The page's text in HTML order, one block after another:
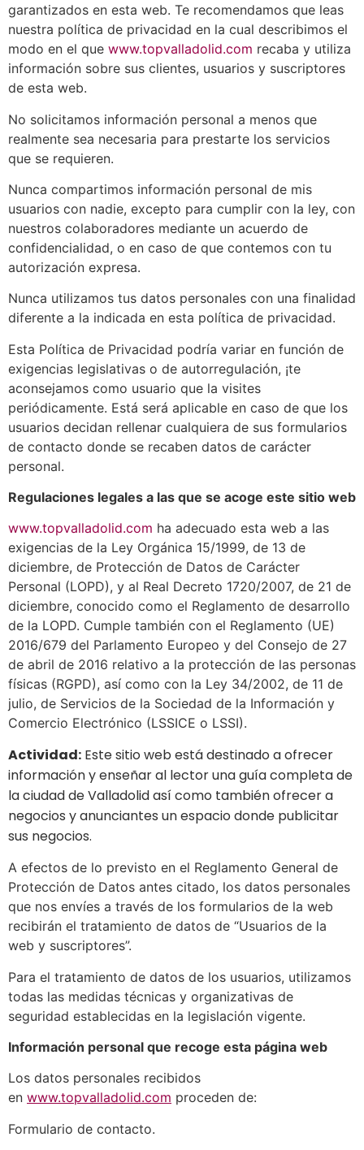
garantizados en esta web. Te recomendamos que leas
nuestra política de privacidad en la cual describimos el
modo en el que www.topvalladolid.com recaba y utiliza
información sobre sus clientes, usuarios y suscriptores
de esta web.
No solicitamos información personal a menos que
realmente sea necesaria para prestarte los servicios
que se requieren.
Nunca compartimos información personal de mis
usuarios con nadie, excepto para cumplir con la ley, con
nuestros colaboradores mediante un acuerdo de
confidencialidad, o en caso de que contemos con tu
autorización expresa.
Nunca utilizamos tus datos personales con una finalidad
diferente a la indicada en esta política de privacidad.
Esta Política de Privacidad podría variar en función de
exigencias legislativas o de autorregulación, ¡te
aconsejamos como usuario que la visites
periódicamente. Está será aplicable en caso de que los
usuarios decidan rellenar cualquiera de sus formularios
de contacto donde se recaben datos de carácter
personal.
Regulaciones legales a las que se acoge este sitio web
www.topvalladolid.com ha adecuado esta web a las
exigencias de la Ley Orgánica 15/1999, de 13 de
diciembre, de Protección de Datos de Carácter
Personal (LOPD), y al Real Decreto 1720/2007, de 21 de
diciembre, conocido como el Reglamento de desarrollo
de la LOPD. Cumple también con el Reglamento (UE)
2016/679 del Parlamento Europeo y del Consejo de 27
de abril de 2016 relativo a la protección de las personas
físicas (RGPD), así como con la Ley 34/2002, de 11 de
julio, de Servicios de la Sociedad de la Información y
Comercio Electrónico (LSSICE o LSSI).
Actividad: Este sitio web está destinado a ofrecer
información y enseñar al lector una guía completa de
la ciudad de Valladolid así como también ofrecer a
negocios y anunciantes un espacio donde publicitar
sus negocios.
A efectos de lo previsto en el Reglamento General de
Protección de Datos antes citado, los datos personales
que nos envíes a través de los formularios de la web
recibirán el tratamiento de datos de “Usuarios de la
web y suscriptores”.
Para el tratamiento de datos de los usuarios, utilizamos
todas las medidas técnicas y organizativas de
seguridad establecidas en la legislación vigente.
Información personal que recoge esta página web
Los datos personales recibidos
en www.topvalladolid.com proceden de:
Formulario de contacto.